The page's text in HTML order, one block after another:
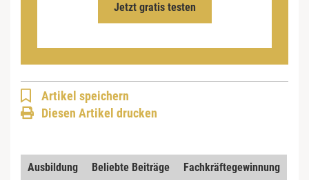
Jetzt gratis testen
Artikel speichern
Diesen Artikel drucken
Ausbildung Beliebte Beiträge
Fachkräftegewinnung